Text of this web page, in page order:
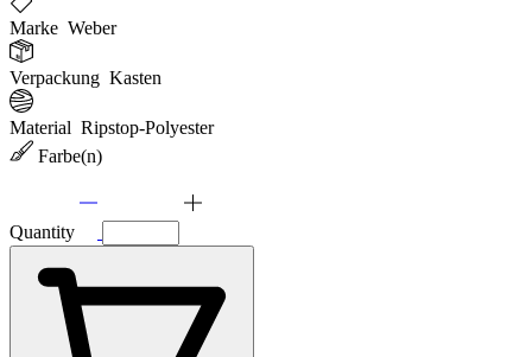
Marke Weber
Verpackung Kasten
Material Ripstop-Polyester
Farbe(n)
Quantity